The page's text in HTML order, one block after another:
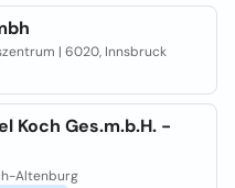
| 6020, Innsbruck
Koch Ges.m.b.H. -
Altenburg